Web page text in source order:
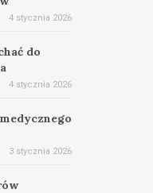
4 stycznia 2026
do
4 stycznia 2026
3 stycznia 2026